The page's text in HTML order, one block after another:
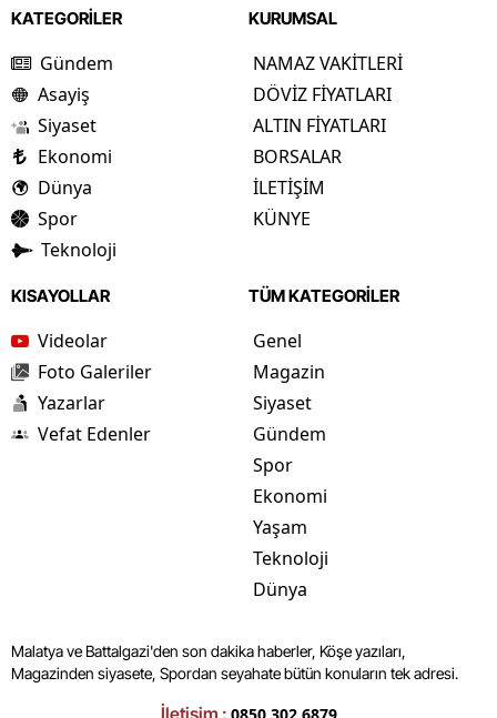
KATEGORİLER
Gündem
Asayiş
Siyaset
Ekonomi
Dünya
Spor
Teknoloji
KURUMSAL
NAMAZ VAKİTLERİ
DÖVİZ FİYATLARI
ALTIN FİYATLARI
BORSALAR
İLETİŞİM
KÜNYE
KISAYOLLAR
Videolar
Foto Galeriler
Yazarlar
Vefat Edenler
TÜM KATEGORİLER
Genel
Magazin
Siyaset
Gündem
Spor
Ekonomi
Yaşam
Teknoloji
Dünya
Malatya ve Battalgazi'den son dakika haberler, Köşe yazıları,
Magazinden siyasete, Spordan seyahate bütün konuların tek adresi.
İletişim :